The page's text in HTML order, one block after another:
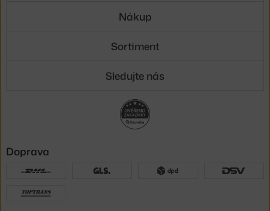
Nákup
Sortiment
Sledujte nás
Doprava